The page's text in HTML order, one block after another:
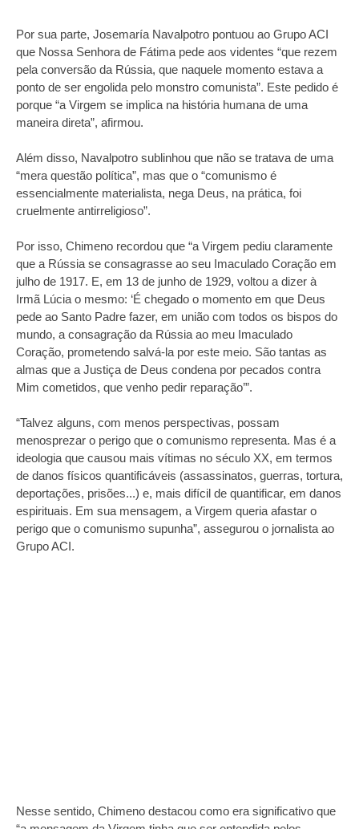
Por sua parte, Josemaría Navalpotro pontuou ao Grupo ACI
que Nossa Senhora de Fátima pede aos videntes “que rezem
pela conversão da Rússia, que naquele momento estava a
ponto de ser engolida pelo monstro comunista”. Este pedido é
porque “a Virgem se implica na história humana de uma
maneira direta”, afirmou.
Além disso, Navalpotro sublinhou que não se tratava de uma
“mera questão política”, mas que o “comunismo é
essencialmente materialista, nega Deus, na prática, foi
cruelmente antirreligioso”.
Por isso, Chimeno recordou que “a Virgem pediu claramente
que a Rússia se consagrasse ao seu Imaculado Coração em
julho de 1917. E, em 13 de junho de 1929, voltou a dizer à
Irmã Lúcia o mesmo: ‘É chegado o momento em que Deus
pede ao Santo Padre fazer, em união com todos os bispos do
mundo, a consagração da Rússia ao meu Imaculado
Coração, prometendo salvá-la por este meio. São tantas as
almas que a Justiça de Deus condena por pecados contra
Mim cometidos, que venho pedir reparação’”.
“Talvez alguns, com menos perspectivas, possam
menosprezar o perigo que o comunismo representa. Mas é a
ideologia que causou mais vítimas no século XX, em termos
de danos físicos quantificáveis (assassinatos, guerras, tortura,
deportações, prisões...) e, mais difícil de quantificar, em danos
espirituais. Em sua mensagem, a Virgem queria afastar o
perigo que o comunismo supunha”, assegurou o jornalista ao
Grupo ACI.
Nesse sentido, Chimeno destacou como era significativo que